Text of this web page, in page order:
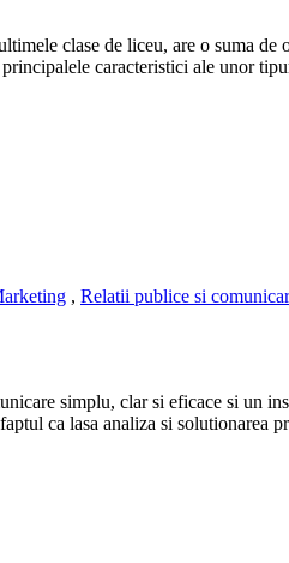
clase de liceu, are o suma
caracteristici ale unor
, Relatii publice si
simplu, clar si eficace si un
ca lasa analiza si solutionarea